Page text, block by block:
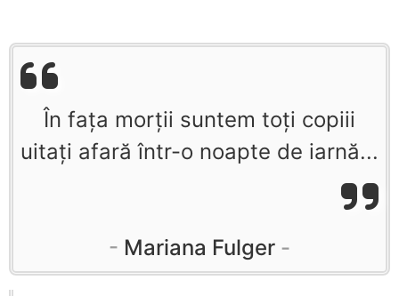
În fața morții suntem toți copiii
uitați afară într-o noapte de iarnă...
Mariana Fulger